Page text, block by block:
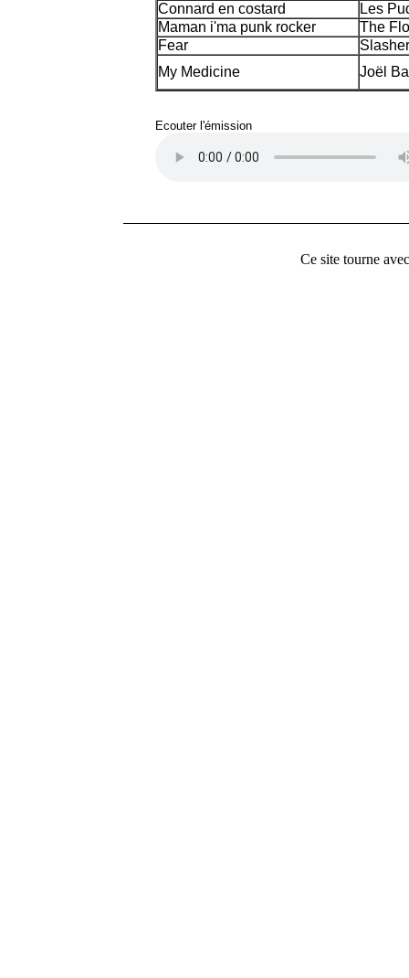
Connard en costard
Les
Maman i'ma punk rocker
The
Fear
My Medicine
Joël
Ecouter l'émission
Ce site tourne